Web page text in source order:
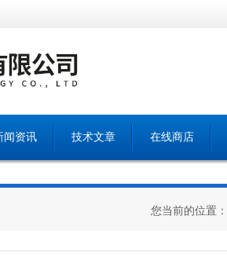
闻资讯 技术文章 在线商店
您当前的位置：